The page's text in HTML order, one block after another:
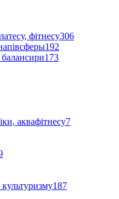
фітнесу306
192
173
аквафітнесу7
187